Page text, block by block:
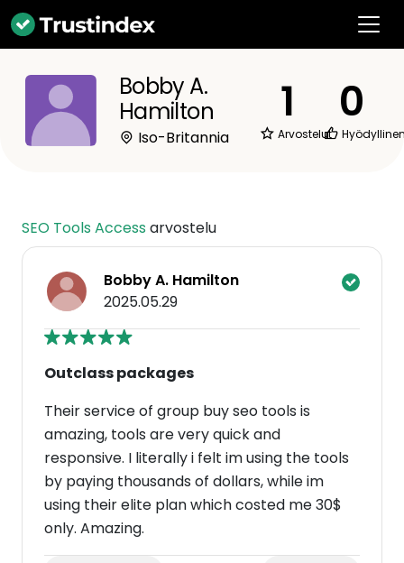
Bobby A.
Hamilton
Iso-Britannia
1
Arvostelut
0
SEO Tools Accessarvostelu
Bobby A. Hamilton
2025.05.29
Outclass packages
Their service of group buy seo tools is
amazing, tools are very quick and
responsive. I literally i felt im using the tools
by paying thousands of dollars, while im
using their elite plan which costed me 30$
only. Amazing.